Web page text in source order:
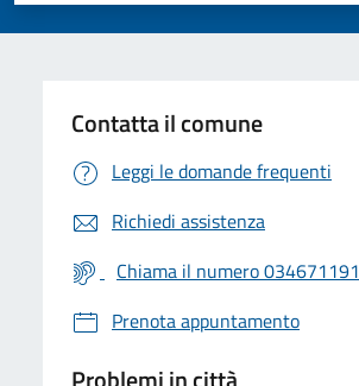
Contatta il comune
Leggi le domande frequenti
Richiedi assistenza
Chiama il numero 034671191
Prenota appuntamento